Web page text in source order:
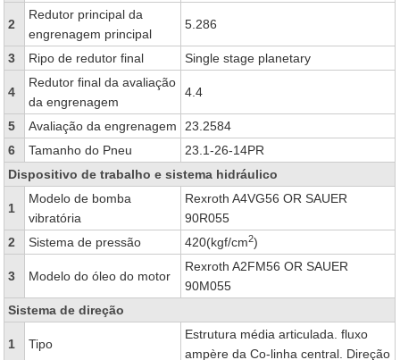
2
Redutor principal da
engrenagem principal
5.286
3 Ripo de redutor final Single stage planetary
4
Redutor final da avaliação
da engrenagem
4.4
5 Avaliação da engrenagem
23.2584
6
Tamanho do Pneu
23.1-26-14PR
Dispositivo de trabalho e sistema hidráulico
1
Modelo de bomba
vibratória
Rexroth A4VG56 OR SAUER
90R055
2
Sistema de pressão 420(kgf/cm2)
3 Modelo do óleo do motor
Rexroth A2FM56 OR SAUER
90M055
Sistema de direção
1 Tipo
Estrutura média articulada. fluxo
ampère da Co-linha central. Direção